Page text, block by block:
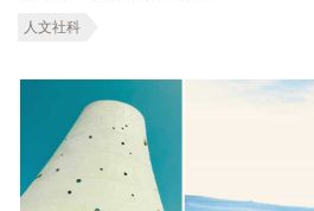
人文社科